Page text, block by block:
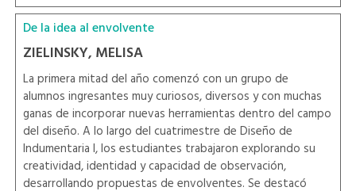
De la idea al envolvente
ZIELINSKY, MELISA
La primera mitad del año comenzó con un grupo de
alumnos ingresantes muy curiosos, diversos y con muchas
ganas de incorporar nuevas herramientas dentro del campo
del diseño. A lo largo del cuatrimestre de Diseño de
Indumentaria I, los estudiantes trabajaron explorando su
creatividad, identidad y capacidad de observación,
desarrollando propuestas de envolventes. Se destacó